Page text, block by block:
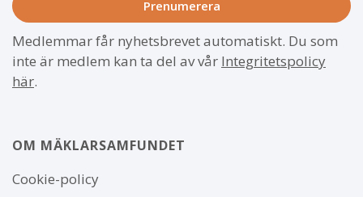
Medlemmar får nyhetsbrevet automatiskt. Du som
inte är medlem kan ta del av vår Integritetspolicy
här.
OM MÄKLARSAMFUNDET
Om
webbplatsen
Cookie-policy